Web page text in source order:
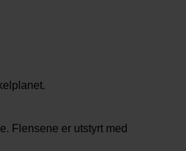
Flensene er utstyrt med